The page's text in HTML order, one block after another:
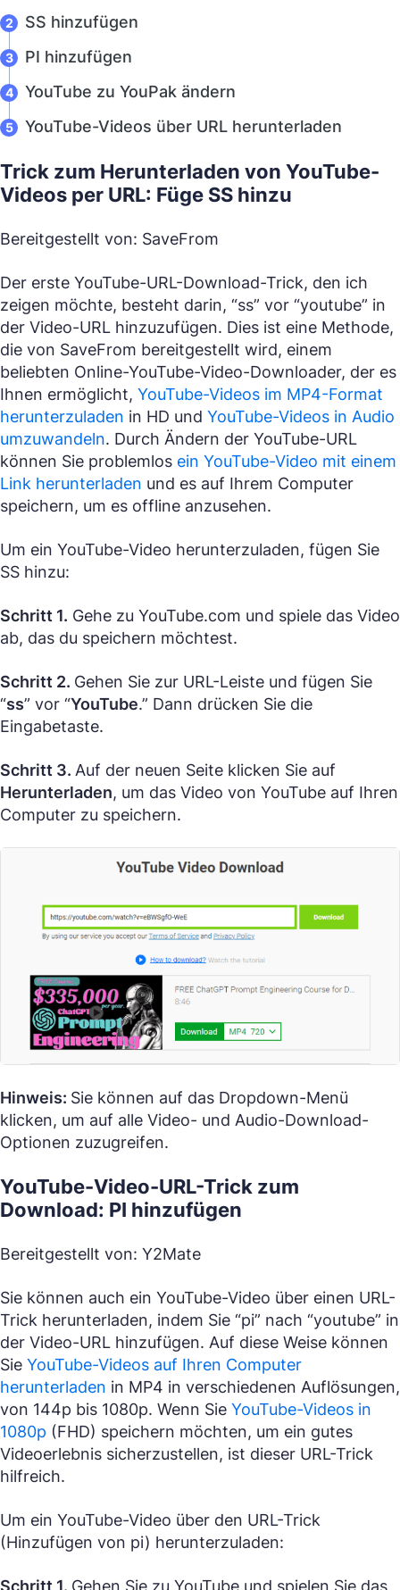
SS hinzufügen
PI hinzufügen
YouTube zu YouPak ändern
YouTube-Videos über URL herunterladen
Trick zum Herunterladen von YouTube-
Videos per URL: Füge SS hinzu
Bereitgestellt von: SaveFrom
Der erste YouTube-URL-Download-Trick, den ich
zeigen möchte, besteht darin, “ss” vor “youtube” in
der Video-URL hinzuzufügen. Dies ist eine Methode,
die von SaveFrom bereitgestellt wird, einem
beliebten Online-YouTube-Video-Downloader, der es
Ihnen ermöglicht, YouTube-Videos im MP4-Format
herunterzuladen in HD und YouTube-Videos in Audio
umzuwandeln. Durch Ändern der YouTube-URL
können Sie problemlos ein YouTube-Video mit einem
Link herunterladen und es auf Ihrem Computer
speichern, um es offline anzusehen.
Um ein YouTube-Video herunterzuladen, fügen Sie
SS hinzu:
Schritt 1. Gehe zu YouTube.com und spiele das Video
ab, das du speichern möchtest.
Schritt 2. Gehen Sie zur URL-Leiste und fügen Sie
“ss” vor “YouTube.” Dann drücken Sie die
Eingabetaste.
Schritt 3. Auf der neuen Seite klicken Sie auf
Herunterladen, um das Video von YouTube auf Ihren
Computer zu speichern.
Hinweis: Sie können auf das Dropdown-Menü
klicken, um auf alle Video- und Audio-Download-
Optionen zuzugreifen.
YouTube-Video-URL-Trick zum
Download: PI hinzufügen
Bereitgestellt von: Y2Mate
Sie können auch ein YouTube-Video über einen URL-
Trick herunterladen, indem Sie “pi” nach “youtube” in
der Video-URL hinzufügen. Auf diese Weise können
Sie YouTube-Videos auf Ihren Computer
herunterladen in MP4 in verschiedenen Auflösungen,
von 144p bis 1080p. Wenn Sie YouTube-Videos in
1080p (FHD) speichern möchten, um ein gutes
Videoerlebnis sicherzustellen, ist dieser URL-Trick
hilfreich.
Um ein YouTube-Video über den URL-Trick
(Hinzufügen von pi) herunterzuladen: